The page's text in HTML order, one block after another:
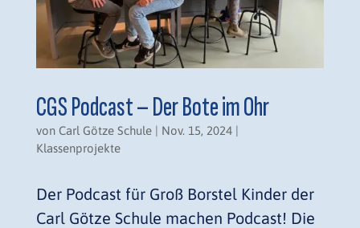
CGS Podcast – Der Bote im Ohr
von Carl Götze Schule| Nov. 15, 2024|
Klassenprojekte
Der Podcast für Groß Borstel Kinder der
Carl Götze Schule machen Podcast! Die